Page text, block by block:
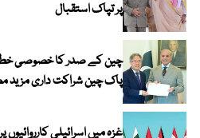
پر تپاک استقبال
چین کے صدر کا خصوصی خط
پاک چین شراکت داری مزید